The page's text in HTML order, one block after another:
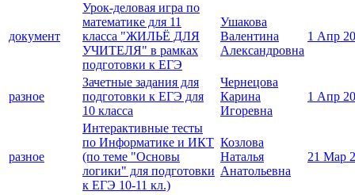
документ
Урок-деловая игра по
математике для 11
класса "ЖИЛЬЁ ДЛЯ
УЧИТЕЛЯ" в рамках
подготовки к ЕГЭ
Ушакова
Валентина
Александровна
1 Апр
разное
Зачетные задания для
подготовки к ЕГЭ для
10 класса
Чернецова
Карина
Игоревна
1 Апр
разное
Интерактивные тесты
по Информатике и ИКТ
(по теме "Основы
логики" для подготовки
к ЕГЭ 10-11 кл.)
Козлова
Наталья
Анатольевна
21 Мар